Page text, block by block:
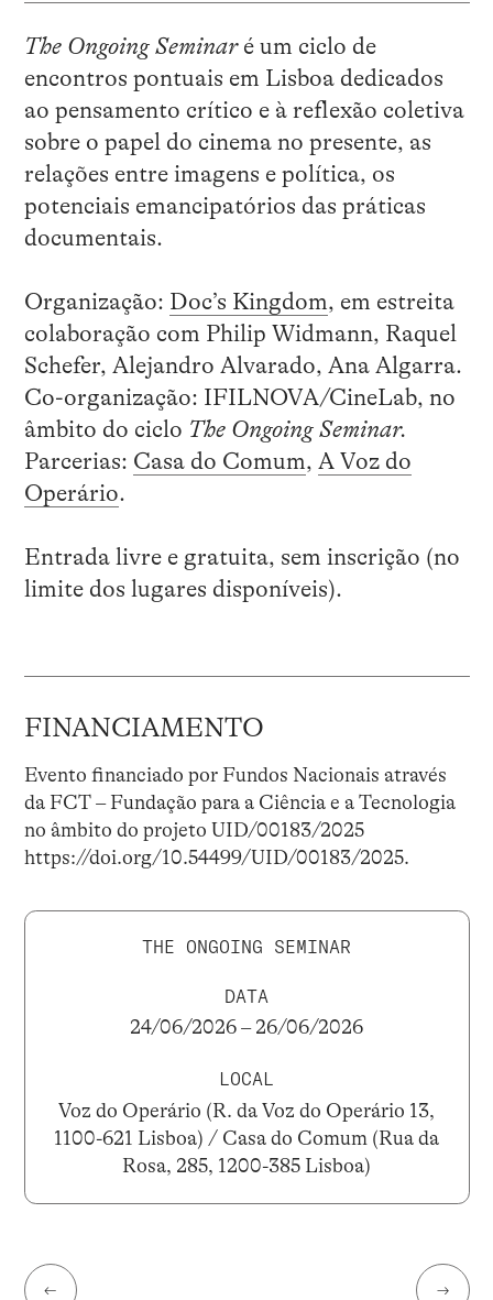
The Ongoing Seminaré um ciclo de
encontros pontuais em Lisboa dedicados
ao pensamento crítico e à reflexão coletiva
sobre o papel do cinema no presente, as
relações entre imagens e política, os
potenciais emancipatórios das práticas
documentais.
Organização: Doc’s Kingdom, em estreita
colaboração com Philip Widmann, Raquel
Schefer, Alejandro Alvarado, Ana Algarra.
Co-organização: IFILNOVA/CineLab, no
âmbito do ciclo The Ongoing Seminar.
Parcerias: Casa do Comum, A Voz do
Operário.
Entrada livre e gratuita, sem inscrição (no
limite dos lugares disponíveis).
FINANCIAMENTO
Evento financiado por Fundos Nacionais através
da FCT – Fundação para a Ciência e a Tecnologia
no âmbito do projeto UID/00183/2025
https://doi.org/10.54499/UID/00183/2025.
THE ONGOING SEMINAR
DATA
24/06/2026 – 26/06/2026
LOCAL
Voz do Operário (R. da Voz do Operário 13,
1100-621 Lisboa) / Casa do Comum (Rua da
Rosa, 285, 1200-385 Lisboa)
← →